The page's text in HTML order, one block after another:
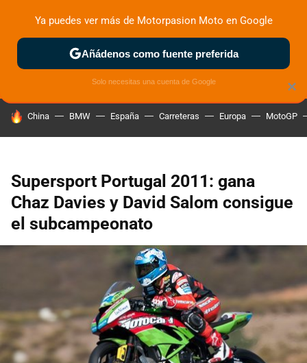
ZONA DE PRUEBAS DEPORTIVAS MOTOS ELÉCTRICAS
HOY SE HABLA DE
China BMW España Carreteras Europa MotoGP
Supersport Portugal 2011: gana
Chaz Davies y David Salom consigue
el subcampeonato
×
Ya puedes ver más de Motorpasion Moto en Google
Añádenos como fuente preferida
Solo necesitas una cuenta de Google